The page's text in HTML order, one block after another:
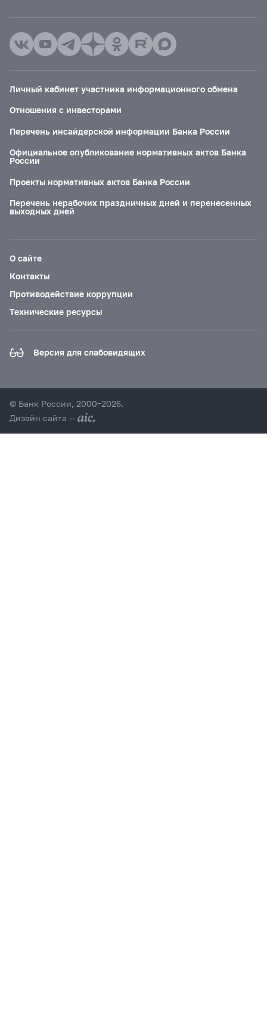
Личный кабинет участника информационного обмена
Отношения с инвесторами
Перечень инсайдерской информации Банка России
Официальное опубликование нормативных актов Банка
России
Проекты нормативных актов Банка России
Перечень нерабочих праздничных дней и перенесенных
выходных дней
О сайте
Контакты
Противодействие коррупции
Технические ресурсы
Версия для слабовидящих
© Банк России, 2000–2026.
Дизайн сайта —